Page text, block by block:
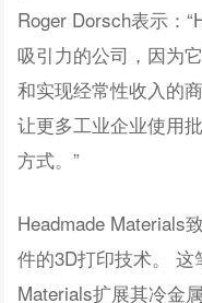
Roger Dorsch表示：
吸引力的公司，因为
和实现经常性收入的
让更多工业企业使用
方式。”
Headmade Materials
件的3D打印技术。
Materials扩展其冷金